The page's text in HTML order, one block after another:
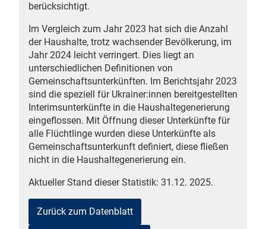
berücksichtigt.
Im Vergleich zum Jahr 2023 hat sich die Anzahl
der Haushalte, trotz wachsender Bevölkerung, im
Jahr 2024 leicht verringert. Dies liegt an
unterschiedlichen Definitionen von
Gemeinschaftsunterkünften. Im Berichtsjahr 2023
sind die speziell für Ukrainer:innen bereitgestellten
Interimsunterkünfte in die Haushaltegenerierung
eingeflossen. Mit Öffnung dieser Unterkünfte für
alle Flüchtlinge wurden diese Unterkünfte als
Gemeinschaftsunterkunft definiert, diese fließen
nicht in die Haushaltegenerierung ein.
Aktueller Stand dieser Statistik: 31.12. 2025.
Zurück zum Datenblatt